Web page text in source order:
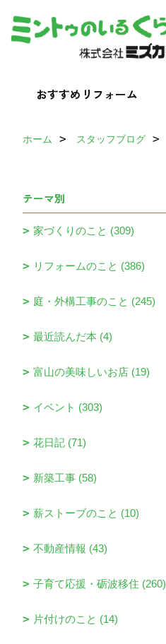
おすすめリフォーム
ホーム スタッフブログ
テーマ別
家づくりのこと (309)
リフォームのこと (386)
庭・外構工事のこと (245)
最近読んだ本 (4)
富山の美味しいお店 (19)
イベント (303)
花日記 (71)
新築工事 (58)
薪ストーブのこと (10)
不動産情報 (43)
子育て応援・砺波移住 (260)
片付けのこと (14)